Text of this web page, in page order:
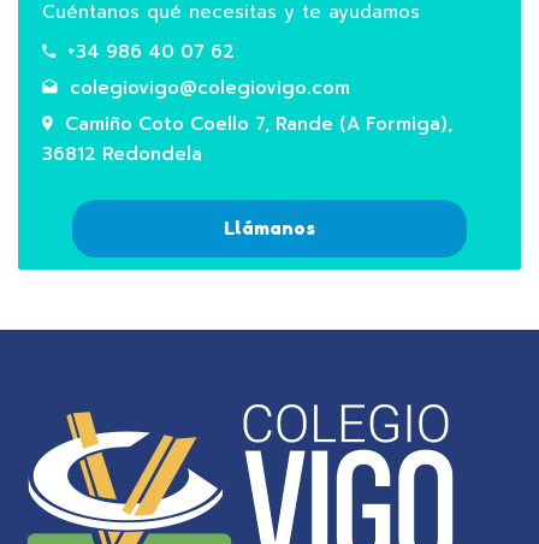
Cuéntanos qué necesitas y te ayudamos
+34 986 40 07 62
colegiovigo@colegiovigo.com
Camiño Coto Coello 7, Rande (A Formiga),
36812 Redondela
Llámanos